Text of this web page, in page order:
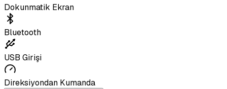
Dokunmatik Ekran
Bluetooth
USB Girişi
Direksiyondan Kumanda